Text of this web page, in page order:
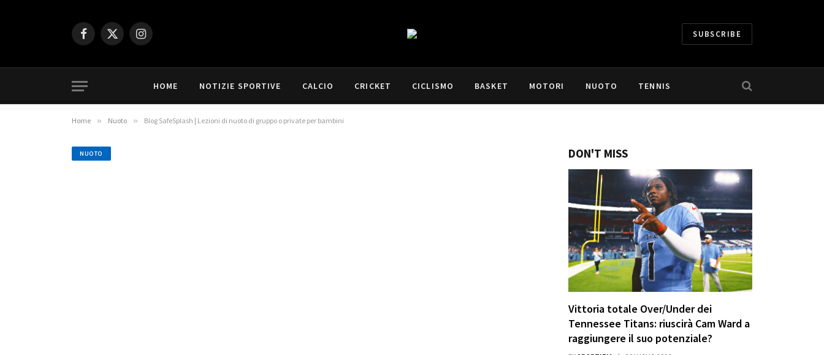
Facebook
X
Instagram SUBSCRIBE
HOME NOTIZIE SPORTIVE CALCIO CRICKET CICLISMO BASKET MOTORI NUOTO TENNIS
Home » Nuoto » Blog SafeSplash | Lezioni di nuoto di gruppo o private per bambini
NUOTO DON'T MISS
Vittoria totale Over/Under dei
Tennessee Titans: riuscirà Cam Ward a
raggiungere il suo potenziale?